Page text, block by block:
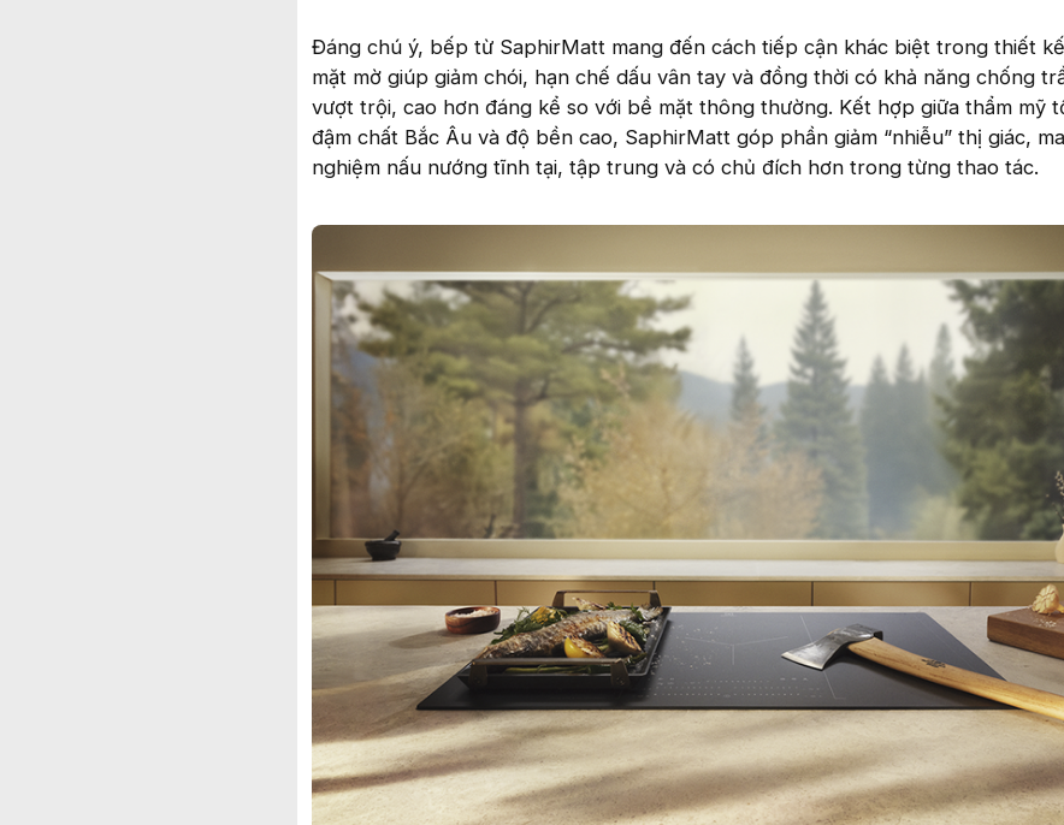
Đáng chú ý, bếp từ SaphirMatt mang đến cách tiếp cận khác biệt trong thiết
mặt mờ giúp giảm chói, hạn chế dấu vân tay và đồng thời có khả năng chống
vượt trội, cao hơn đáng kể so với bề mặt thông thường. Kết hợp giữa thẩm mỹ
đậm chất Bắc Âu và độ bền cao, SaphirMatt góp phần giảm “nhiễu” thị giác,
nghiệm nấu nướng tĩnh tại, tập trung và có chủ đích hơn trong từng thao tác.